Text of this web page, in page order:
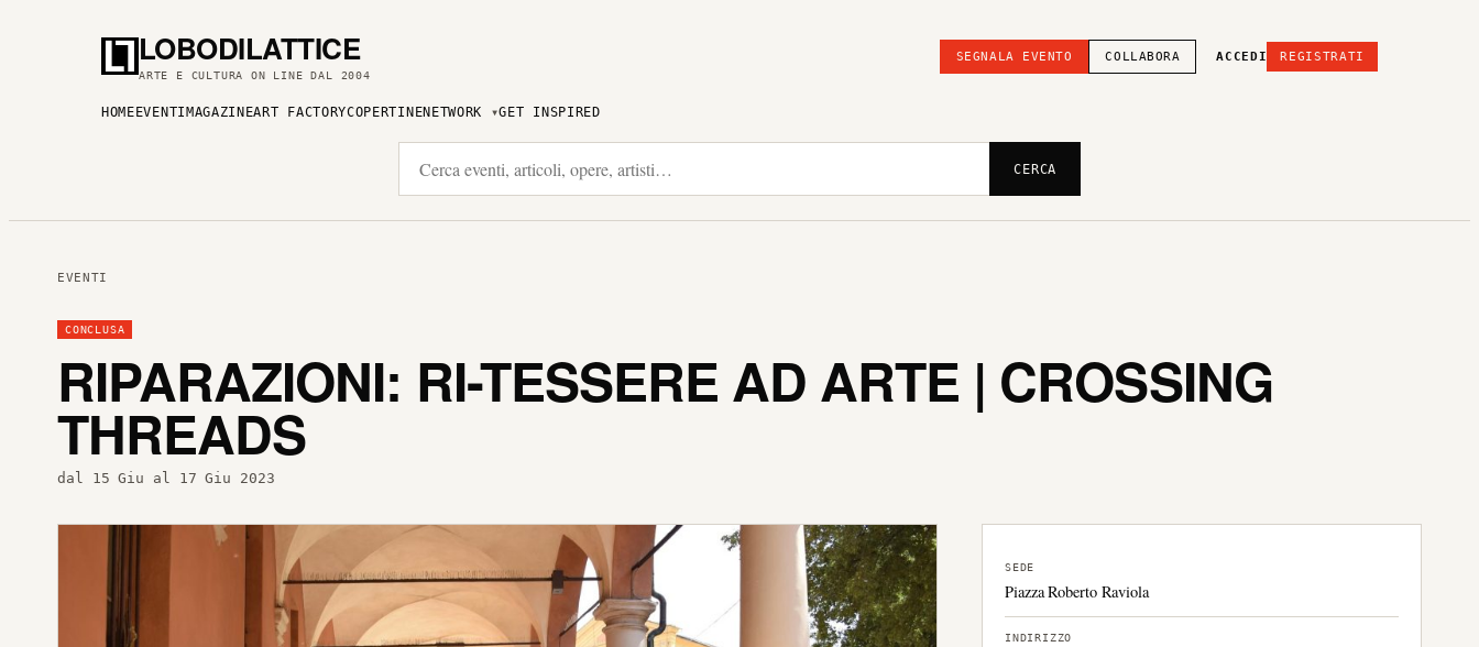
LOBODILATTICE
ARTE E CULTURA ON LINE DAL 2004
SEGNALA EVENTO COLLABORA ACCEDI REGISTRATI
HOME EVENTI MAGAZINEART FACTORYCOPERTINENETWORK GET INSPIRED
CERCA
EVENTI
CONCLUSA
RIPARAZIONI: RI-TESSERE AD ARTE | CROSSING
THREADS
dal 15 Giu al 17 Giu 2023
SEDE
Piazza Roberto Raviola
INDIRIZZO